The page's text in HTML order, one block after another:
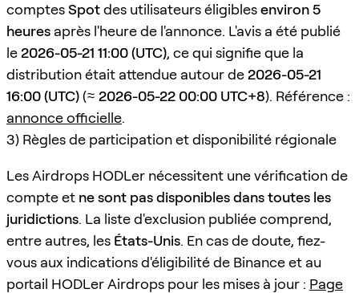
comptesSpotdes utilisateurs éligiblesenviron 5
heures après l'heure de l'annonce. L'avis a été publié
le2026-05-21 11:00 (UTC), ce qui signifie que la
distribution était attendue autour de2026-05-21
16:00 (UTC)(≈ 2026-05-22 00:00 UTC+8). Référence :
annonce officielle.
3) Règles de participation et disponibilité régionale
Les Airdrops HODLer nécessitent une vérification de
compte et ne sont pas disponibles dans toutes les
juridictions. La liste d'exclusion publiée comprend,
entre autres, les États-Unis. En cas de doute, fiez-
vous aux indications d'éligibilité de Binance et au
portail HODLer Airdrops pour les mises à jour : Page